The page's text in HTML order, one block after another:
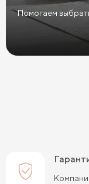
Матрасы для
Тонкие мягкие
Односпальные
Пружинные
Помогаем